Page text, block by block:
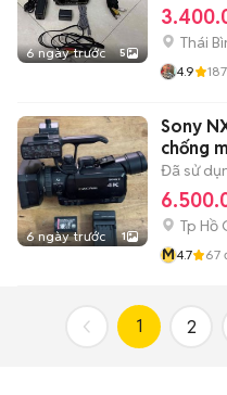
6 ngày trước 5
Thái
4.9 187
6 ngày trước 1
Sony
chống
Đã sử
Tp Hồ
M4.7 67
1 2